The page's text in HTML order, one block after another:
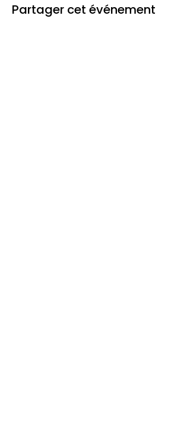
Partager cet événement